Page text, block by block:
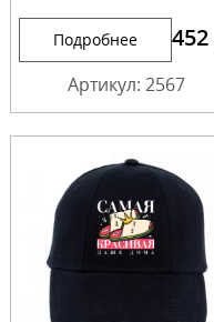
Подробнее 452
Артикул: 2567